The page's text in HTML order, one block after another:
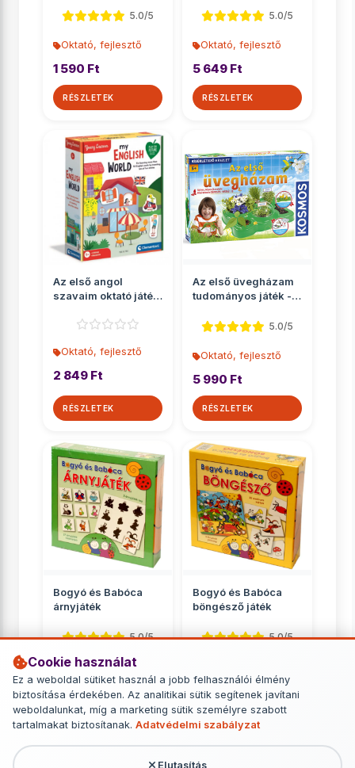
Cookie használat
Ez a weboldal sütiket használ a jobb felhasználói élmény
biztosítása érdekében. Az analitikai sütik segítenek javítani
weboldalunkat, míg a marketing sütik személyre szabott
tartalmakat biztosítanak. Adatvédelmi szabályzat
Elutasítás
5.0/5
Oktató, fejlesztő
1 590 Ft
RÉSZLETEK
5.0/5
Oktató, fejlesztő
5 649 Ft
RÉSZLETEK
Az első angol
szavaim oktató játék
Oktató, fejlesztő
2 849 Ft
RÉSZLETEK
Az első üvegházam
tudományos játék -
5.0/5
Oktató, fejlesztő
5 990 Ft
RÉSZLETEK
Bogyó és Babóca
árnyjáték
5.0/5
Oktató, fejlesztő
4 149 Ft
RÉSZLETEK
Bogyó és Babóca
böngésző játék
5.0/5
4 149 Ft
RÉSZLETEK